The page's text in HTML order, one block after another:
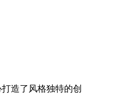
造了风格独特的创